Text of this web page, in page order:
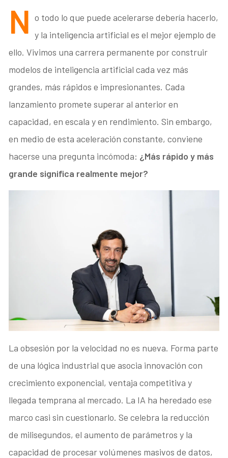
N o todo lo que puede acelerarse debería hacerlo,
y la inteligencia artificial es el mejor ejemplo de
ello. Vivimos una carrera permanente por construir
modelos de inteligencia artificial cada vez más
grandes, más rápidos e impresionantes. Cada
lanzamiento promete superar al anterior en
capacidad, en escala y en rendimiento. Sin embargo,
en medio de esta aceleración constante, conviene
hacerse una pregunta incómoda: ¿Más rápido y más
grande significa realmente mejor?
La obsesión por la velocidad no es nueva. Forma parte
de una lógica industrial que asocia innovación con
crecimiento exponencial, ventaja competitiva y
llegada temprana al mercado. La IA ha heredado ese
marco casi sin cuestionarlo. Se celebra la reducción
de milisegundos, el aumento de parámetros y la
capacidad de procesar volúmenes masivos de datos,